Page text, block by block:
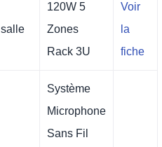
120W 5
Zones
Rack 3U
Voir
la
fiche
Système
Microphone
Sans Fil